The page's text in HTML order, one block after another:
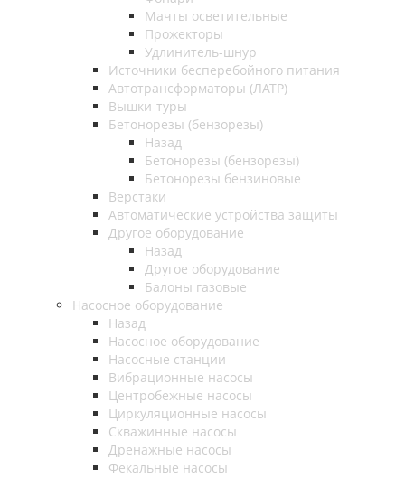
Мачты осветительные
Прожекторы
Удлинитель-шнур
Источники бесперебойного питания
Автотрансформаторы (ЛАТР)
Вышки-туры
Бетонорезы (бензорезы)
Назад
Бетонорезы (бензорезы)
Бетонорезы бензиновые
Верстаки
Автоматические устройства защиты
Другое оборудование
Назад
Другое оборудование
Балоны газовые
Насосное оборудование
Назад
Насосное оборудование
Насосные станции
Вибрационные насосы
Центробежные насосы
Циркуляционные насосы
Скважинные насосы
Дренажные насосы
Фекальные насосы